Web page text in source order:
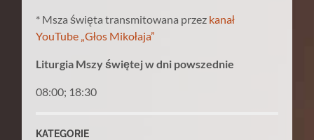
* Msza święta transmitowana przez kanał
YouTube „Głos Mikołaja”
Liturgia Mszy świętej w dni powszednie
08:00; 18:30
KATEGORIE